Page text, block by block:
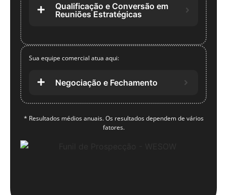
Qualificação e Conversão em
Reuniões Estratégicas
Sua equipe comercial atua aqui:
Negociação e Fechamento
* Resultados médios anuais. Os resultados dependem de vários
fatores.